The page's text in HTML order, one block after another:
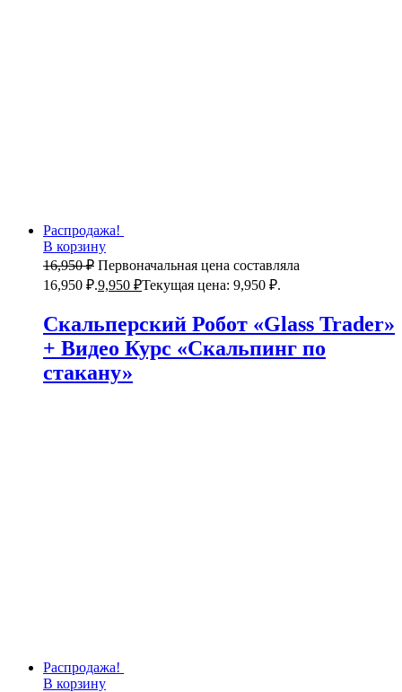
Распродажа!
В корзину
16,950₽ Первоначальная цена составляла
16,950 ₽.9,950 ₽Текущая цена: 9,950 ₽.
Скальперский Робот «Glass Trader»
+ Видео Курс «Скальпинг по
стакану»
Распродажа!
В корзину